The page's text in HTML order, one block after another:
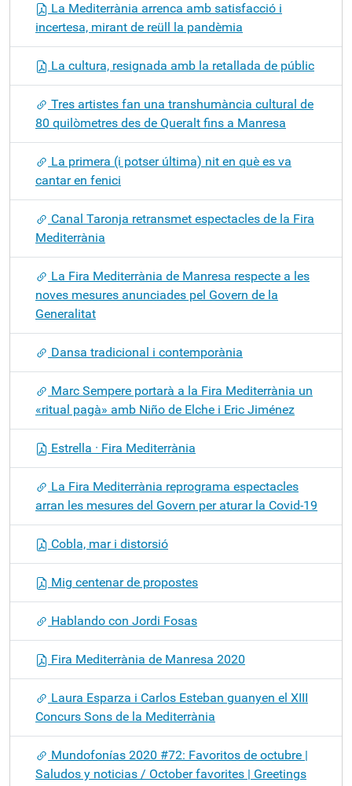
La Mediterrània arrenca amb satisfacció i
incertesa, mirant de reüll la pandèmia
La cultura, resignada amb la retallada de públic
Tres artistes fan una transhumància cultural de
80 quilòmetres des de Queralt fins a Manresa
La primera (i potser última) nit en què es va
cantar en fenici
Canal Taronja retransmet espectacles de la Fira
Mediterrània
La Fira Mediterrània de Manresa respecte a les
noves mesures anunciades pel Govern de la
Generalitat
Dansa tradicional i contemporània
Marc Sempere portarà a la Fira Mediterrània un
«ritual pagà» amb Niño de Elche i Eric Jiménez
Estrella · Fira Mediterrània
La Fira Mediterrània reprograma espectacles
arran les mesures del Govern per aturar la Covid-19
Cobla, mar i distorsió
Mig centenar de propostes
Hablando con Jordi Fosas
Fira Mediterrània de Manresa 2020
Laura Esparza i Carlos Esteban guanyen el XIII
Concurs Sons de la Mediterrània
Mundofonías 2020 #72: Favoritos de octubre |
Saludos y noticias / October favorites | Greetings